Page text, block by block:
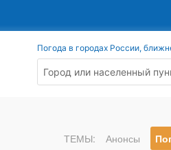
Погода в городах России,
ТЕМЫ: Анонсы